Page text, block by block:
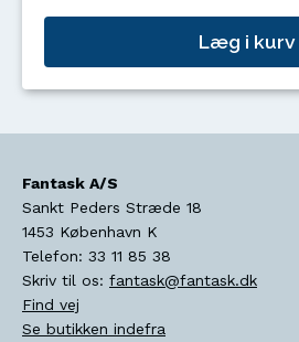
Læg i kurv
Fantask A/S
Sankt Peders Stræde 18
1453 København K
Telefon: 33 11 85 38
Skriv til os: fantask@fantask.dk
Find vej
Se butikken indefra